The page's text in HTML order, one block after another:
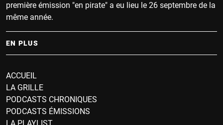
première émission "en pirate" a eu lieu le 26 septembre de la
même année.
EN PLUS
ACCUEIL
LA GRILLE
PODCASTS CHRONIQUES
PODCASTS ÉMISSIONS